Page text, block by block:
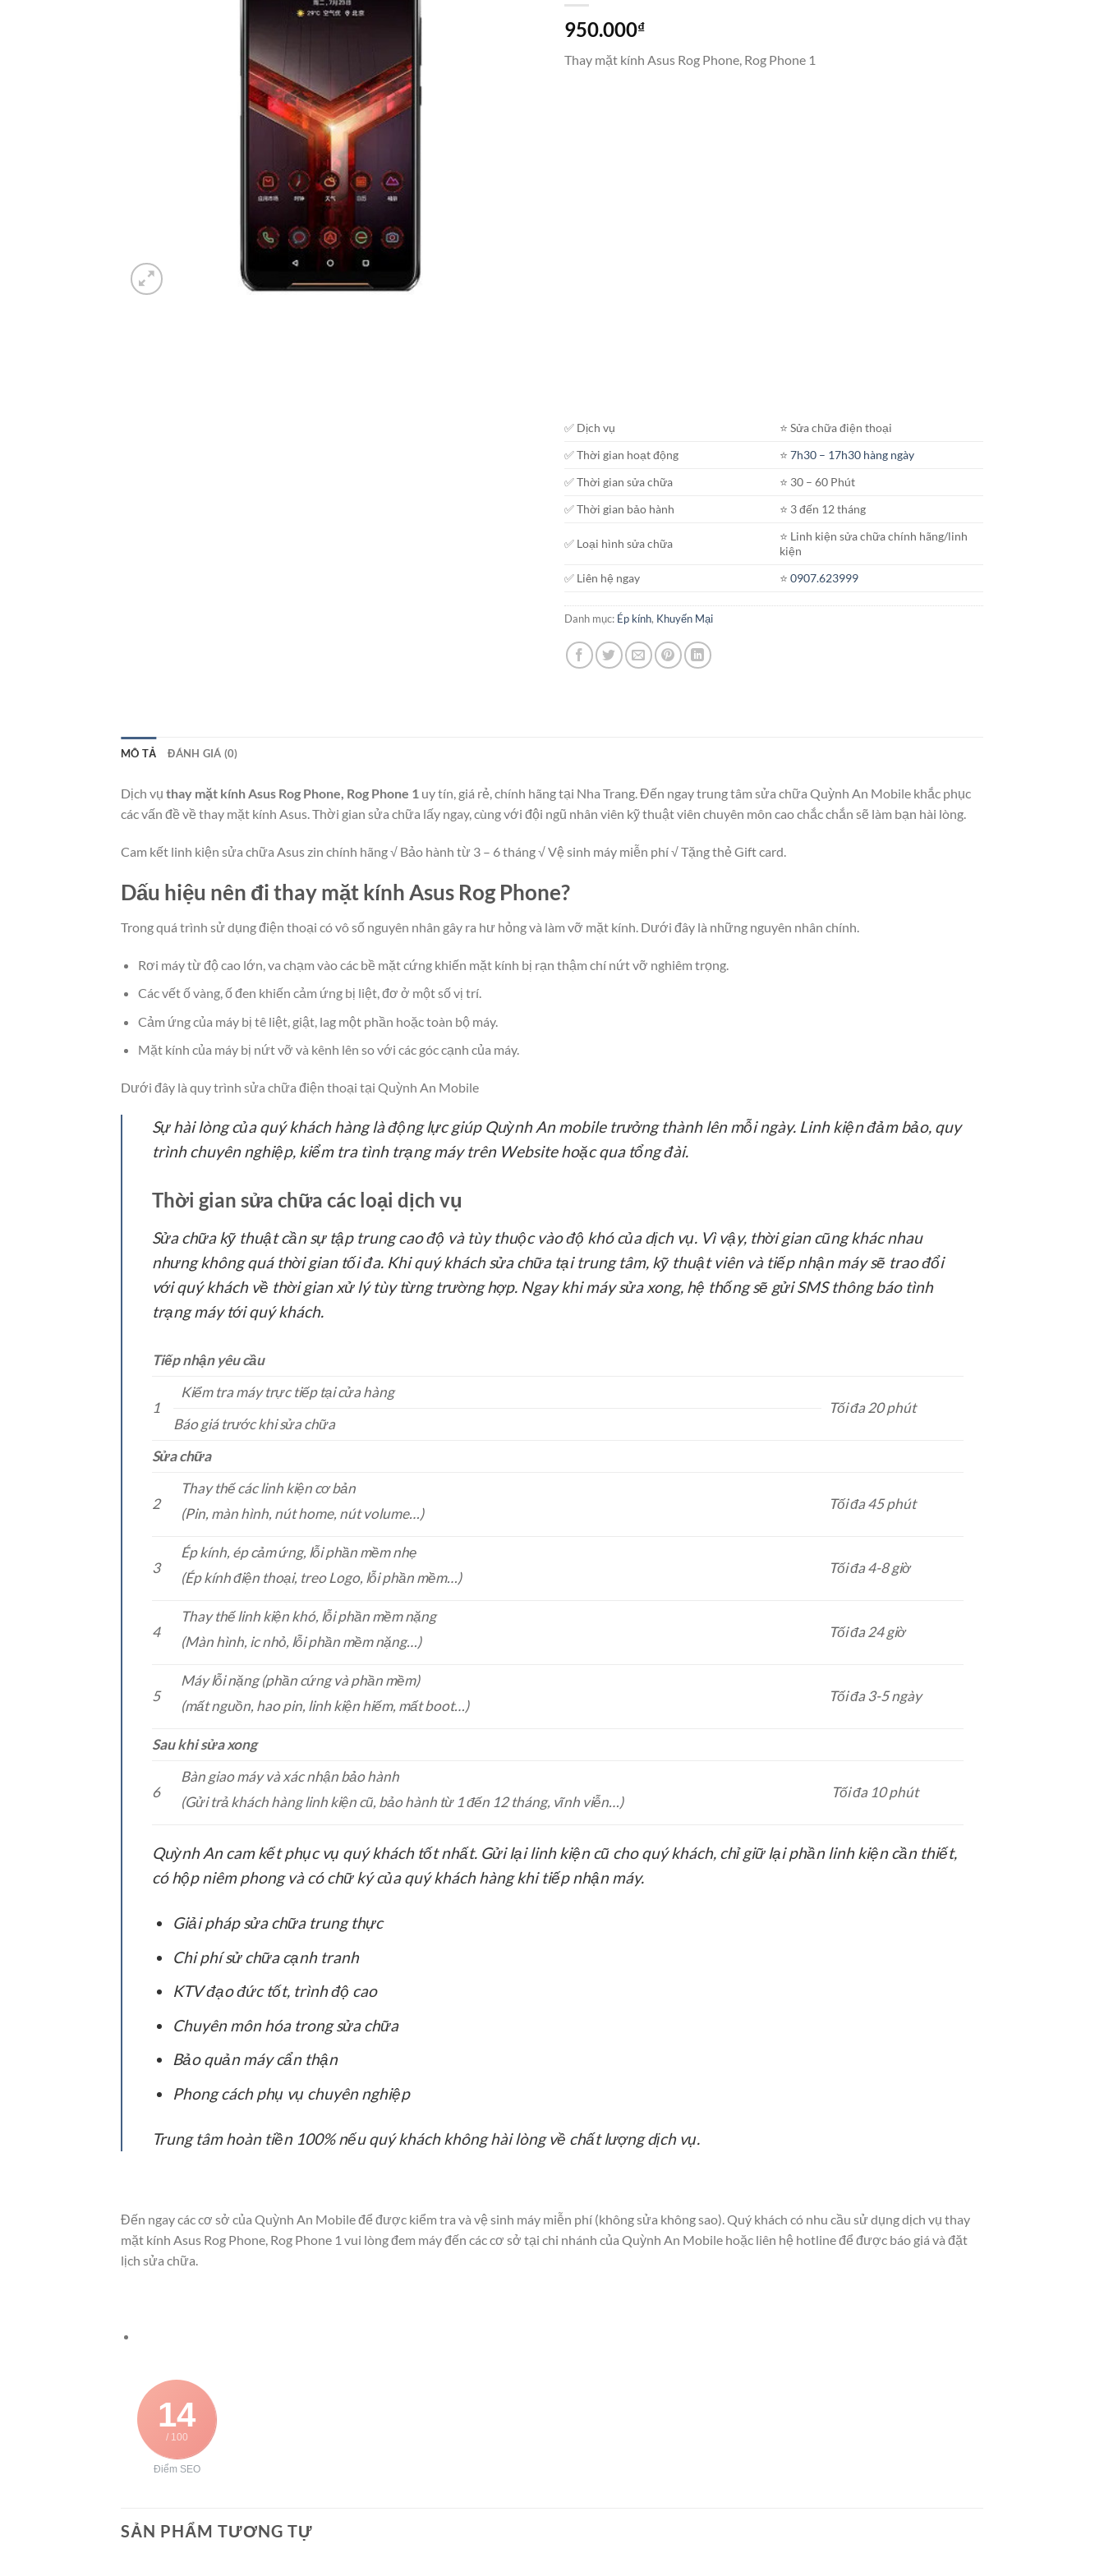
950.000₫
Thay mặt kính Asus Rog Phone, Rog Phone 1
✅ Dịch vụ
⭐️ Sửa chữa điện thoại
✅ Thời gian hoạt động
⭐️7h30 – 17h30 hàng ngày
✅ Thời gian sửa chữa
⭐️ 30 – 60 Phút
✅ Thời gian bảo hành
⭐️ 3 đến 12 tháng
✅ Loại hình sửa chữa
⭐️ Linh kiện sửa chữa chính hãng/linh
kiện
✅ Liên hệ ngay
⭐️0907.623999
Danh mục: Ép kính, Khuyến Mại
MÔ TẢ ĐÁNH GIÁ (0)
Dịch vụ thay mặt kính Asus Rog Phone, Rog Phone 1 uy tín, giá rẻ, chính hãng tại Nha Trang. Đến ngay trung tâm sửa chữa Quỳnh An Mobile khắc phục
các vấn đề về thay mặt kính Asus. Thời gian sửa chữa lấy ngay, cùng với đội ngũ nhân viên kỹ thuật viên chuyên môn cao chắc chắn sẽ làm bạn hài lòng.
Cam kết linh kiện sửa chữa Asus zin chính hãng √ Bảo hành từ 3 – 6 tháng √ Vệ sinh máy miễn phí √ Tặng thẻ Gift card.
Dấu hiệu nên đi thay mặt kính Asus Rog Phone?
Trong quá trình sử dụng điện thoại có vô số nguyên nhân gây ra hư hỏng và làm vỡ mặt kính. Dưới đây là những nguyên nhân chính.
Rơi máy từ độ cao lớn, va chạm vào các bề mặt cứng khiến mặt kính bị rạn thậm chí nứt vỡ nghiêm trọng.
Các vết ố vàng, ố đen khiến cảm ứng bị liệt, đơ ở một số vị trí.
Cảm ứng của máy bị tê liệt, giật, lag một phần hoặc toàn bộ máy.
Mặt kính của máy bị nứt vỡ và kênh lên so với các góc cạnh của máy.
Dưới đây là quy trình sửa chữa điện thoại tại Quỳnh An Mobile
Sự hài lòng của quý khách hàng là động lực giúp Quỳnh An mobile trưởng thành lên mỗi ngày. Linh kiện đảm bảo, quy
trình chuyên nghiệp, kiểm tra tình trạng máy trên Website hoặc qua tổng đài.
Thời gian sửa chữa các loại dịch vụ
Sửa chữa kỹ thuật cần sự tập trung cao độ và tùy thuộc vào độ khó của dịch vụ. Vì vậy, thời gian cũng khác nhau
nhưng không quá thời gian tối đa. Khi quý khách sửa chữa tại trung tâm, kỹ thuật viên và tiếp nhận máy sẽ trao đổi
với quý khách về thời gian xử lý tùy từng trường hợp. Ngay khi máy sửa xong, hệ thống sẽ gửi SMS thông báo tình
trạng máy tới quý khách.
Tiếp nhận yêu cầu
1
Kiểm tra máy trực tiếp tại cửa hàng
Tối đa 20 phút
Báo giá trước khi sửa chữa
Sửa chữa
2
Thay thế các linh kiện cơ bản
(Pin, màn hình, nút home, nút volume…)
Tối đa 45 phút
3
Ép kính, ép cảm ứng, lỗi phần mềm nhẹ
(Ép kính điện thoại, treo Logo, lỗi phần mềm…)
Tối đa 4-8 giờ
4
Thay thế linh kiện khó, lỗi phần mềm nặng
(Màn hình, ic nhỏ, lỗi phần mềm nặng…)
Tối đa 24 giờ
5
Máy lỗi nặng (phần cứng và phần mềm)
(mất nguồn, hao pin, linh kiện hiếm, mất boot…)
Tối đa 3-5 ngày
Sau khi sửa xong
6
Bàn giao máy và xác nhận bảo hành
(Gửi trả khách hàng linh kiện cũ, bảo hành từ 1 đến 12 tháng, vĩnh viễn…)
Tối đa 10 phút
Quỳnh An cam kết phục vụ quý khách tốt nhất. Gửi lại linh kiện cũ cho quý khách, chỉ giữ lại phần linh kiện cần thiết,
có hộp niêm phong và có chữ ký của quý khách hàng khi tiếp nhận máy.
Giải pháp sửa chữa trung thực
Chi phí sử chữa cạnh tranh
KTV đạo đức tốt, trình độ cao
Chuyên môn hóa trong sửa chữa
Bảo quản máy cẩn thận
Phong cách phụ vụ chuyên nghiệp
Trung tâm hoàn tiền 100% nếu quý khách không hài lòng về chất lượng dịch vụ.
Đến ngay các cơ sở của Quỳnh An Mobile để được kiểm tra và vệ sinh máy miễn phí (không sửa không sao). Quý khách có nhu cầu sử dụng dịch vụ thay
mặt kính Asus Rog Phone, Rog Phone 1 vui lòng đem máy đến các cơ sở tại chi nhánh của Quỳnh An Mobile hoặc liên hệ hotline để được báo giá và đặt
lịch sửa chữa.
14
/ 100
Điểm SEO
SẢN PHẨM TƯƠNG TỰ